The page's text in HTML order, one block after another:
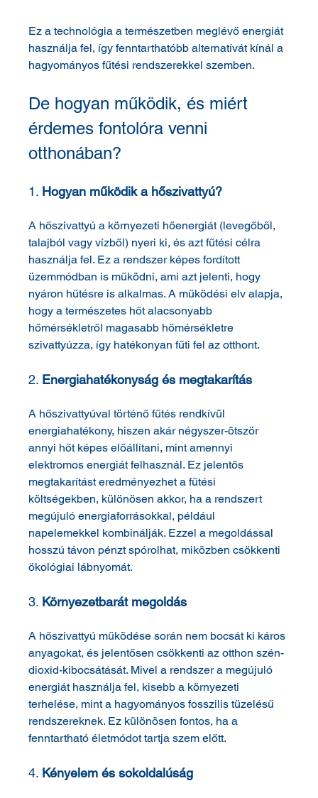
Ez a technológia a természetben meglévő energiát
használja fel, így fenntarthatóbb alternatívát kínál a
hagyományos fűtési rendszerekkel szemben.
De hogyan működik, és miért
érdemes fontolóra venni
otthonában?
1. Hogyan működik a hőszivattyú?
A hőszivattyú a környezeti hőenergiát (levegőből,
talajból vagy vízből) nyeri ki, és azt fűtési célra
használja fel. Ez a rendszer képes fordított
üzemmódban is működni, ami azt jelenti, hogy
nyáron hűtésre is alkalmas. A működési elv alapja,
hogy a természetes hőt alacsonyabb
hőmérsékletről magasabb hőmérsékletre
szivattyúzza, így hatékonyan fűti fel az otthont.
2. Energiahatékonyság és megtakarítás
A hőszivattyúval történő fűtés rendkívül
energiahatékony, hiszen akár négyszer-ötször
annyi hőt képes előállítani, mint amennyi
elektromos energiát felhasznál. Ez jelentős
megtakarítást eredményezhet a fűtési
költségekben, különösen akkor, ha a rendszert
megújuló energiaforrásokkal, például
napelemekkel kombinálják. Ezzel a megoldással
hosszú távon pénzt spórolhat, miközben csökkenti
ökológiai lábnyomát.
3. Környezetbarát megoldás
A hőszivattyú működése során nem bocsát ki káros
anyagokat, és jelentősen csökkenti az otthon szén-
dioxid-kibocsátását. Mivel a rendszer a megújuló
energiát használja fel, kisebb a környezeti
terhelése, mint a hagyományos fosszilis tüzelésű
rendszereknek. Ez különösen fontos, ha a
fenntartható életmódot tartja szem előtt.
4. Kényelem és sokoldalúság